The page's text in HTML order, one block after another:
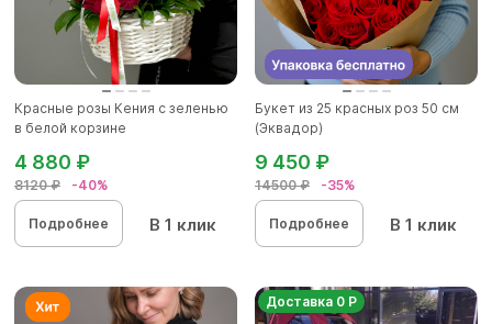
Красные розы Кения с зеленью
в белой корзине
8120 ₽ -40%
4 880 ₽
Подробнее В 1 клик
Букет из 25 красных роз 50 см
(Эквадор)
14500 ₽ -35%
9 450 ₽
Подробнее В 1 клик
Доставка 0 Р